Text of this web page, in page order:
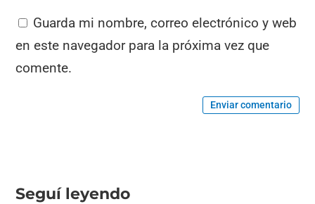
Guarda mi nombre, correo electrónico y web
en este navegador para la próxima vez que
comente.
Enviar comentario
Seguí leyendo